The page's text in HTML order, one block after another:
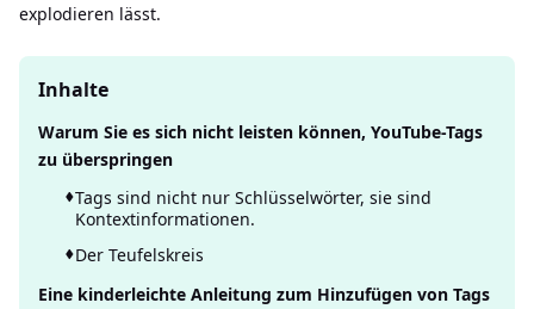
explodieren lässt.
Inhalte
Warum Sie es sich nicht leisten können, YouTube-Tags
zu überspringen
Tags sind nicht nur Schlüsselwörter, sie sind
Kontextinformationen.
Der Teufelskreis
Eine kinderleichte Anleitung zum Hinzufügen von Tags